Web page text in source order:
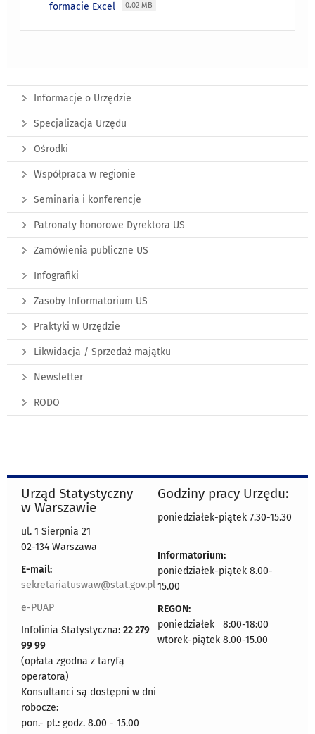
formacie Excel
0.02 MB
Informacje o Urzędzie
Specjalizacja Urzędu
Ośrodki
Współpraca w regionie
Seminaria i konferencje
Patronaty honorowe Dyrektora US
Zamówienia publiczne US
Infografiki
Zasoby Informatorium US
Praktyki w Urzędzie
Likwidacja / Sprzedaż majątku
Newsletter
RODO
Urząd Statystyczny
w Warszawie
ul. 1 Sierpnia 21
02-134 Warszawa
E-mail:
sekretariatuswaw@stat.gov.pl
e-PUAP
Infolinia Statystyczna: 22 279
99 99
(opłata zgodna z taryfą
operatora)
Konsultanci są dostępni w dni
robocze:
pon.- pt.: godz. 8.00 - 15.00
Godziny pracy Urzędu:
poniedziałek-piątek 7.30-15.30
Informatorium:
poniedziałek-piątek 8.00-
15.00
REGON:
poniedziałek 8:00-18:00
wtorek-piątek 8.00-15.00